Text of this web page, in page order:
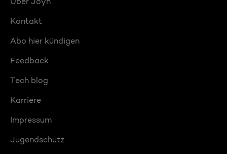
Kontakt
Abo hier kündigen
Feedback
Tech blog
Karriere
Impressum
Jugendschutz